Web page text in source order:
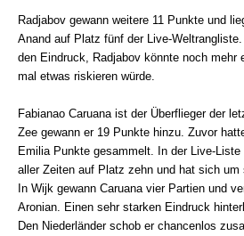
Radjabov gewann weitere 11 Punkte und
Anand auf Platz fünf der Live-
den Eindruck, Radjabov könnte noch mehr
mal etwas riskieren würde.
Fabianao Caruana ist der Überflieger der
Zee gewann er 19 Punkte hinzu. Zuvor
Emilia Punkte gesammelt. In der Live-
aller Zeiten auf Platz zehn und hat sich
In Wijk gewann Caruana vier Partien und
Aronian. Einen sehr starken Eindruck
Den Niederländer schob er chancenlos